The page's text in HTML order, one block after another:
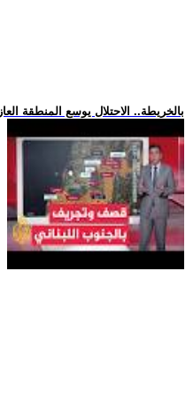
.. بالخريطة.. الاحتلال يوسع المنطقة